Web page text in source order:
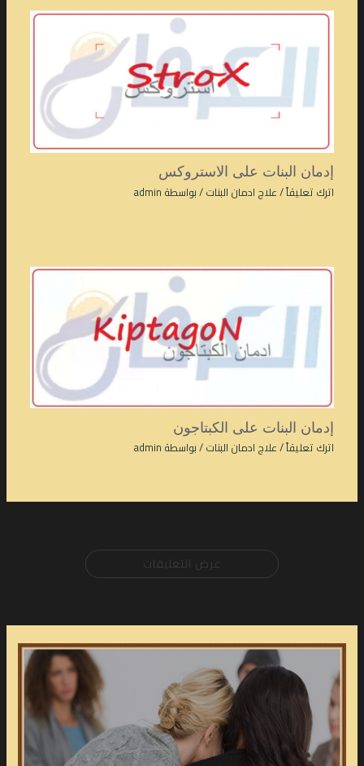
إدمان البنات على الاستروكس
اترك تعليقاً/علاج ادمان البنات/ بواسطة admin
إدمان البنات على الكبتاجون
اترك تعليقاً/علاج ادمان البنات/ بواسطة admin
عرض التعليقات